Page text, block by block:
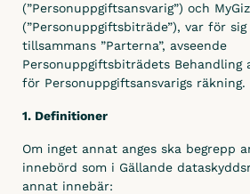
(”Personuppgiftsansvarig”) och
(”Personuppgiftsbiträde”), var för
tillsammans ”Parterna”, avseende
Personuppgiftsbiträdets Behandling
för Personuppgiftsansvarigs räkning.
1. Definitioner
Om inget annat anges ska begrepp
innebörd som i Gällande
annat innebär: